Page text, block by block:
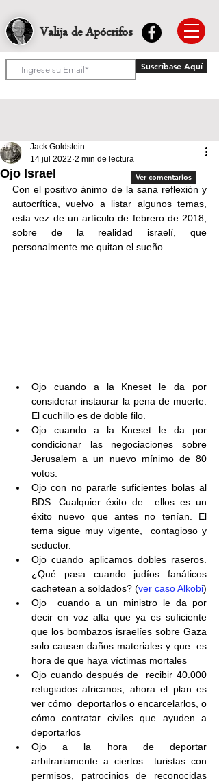
Valija de Apócrifos
Suscríbase Aquí
Ojo Israel
Jack Goldstein
14 jul 2022 2 min de lectura
Con el positivo ánimo de la sana reflexión y
autocrítica, vuelvo a listar algunos temas,
esta vez de un artículo de febrero de 2018,
sobre de la realidad israelí, que
personalmente me quitan el sueño.
Ojo cuando a la Kneset le da por
considerar instaurar la pena de muerte.
El cuchillo es de doble filo.
Ojo cuando a la Kneset le da por
condicionar las negociaciones sobre
Jerusalem a un nuevo mínimo de 80
votos.
Ojo con no pararle suficientes bolas al
BDS. Cualquier éxito de  ellos es un
éxito nuevo que antes no tenían. El
tema sigue muy vigente,  contagioso y
seductor.
Ojo cuando aplicamos dobles raseros.
¿Qué pasa cuando judíos fanáticos
cachetean a soldados? (ver caso Alkobi)
Ojo  cuando a un ministro le da por
decir en voz alta que ya es suficiente
que los bombazos israelíes sobre Gaza
solo causen daños materiales y que  es
hora de que haya víctimas mortales
Ojo cuando después de  recibir 40.000
refugiados africanos, ahora el plan es
ver cómo  deportarlos o encarcelarlos, o
cómo contratar civiles que ayuden a
deportarlos
Ojo a la hora de deportar
arbitrariamente a ciertos  turistas con
permisos, patrocinios de reconocidas
Ver comentarios